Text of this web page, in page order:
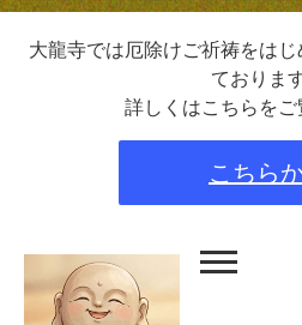
大龍寺では厄除けご祈祷をは
ております
詳しくはこちらをご
こちら